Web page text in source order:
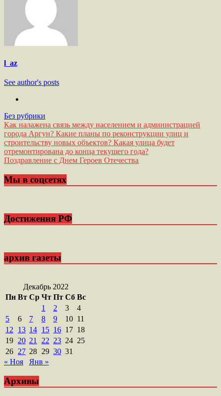
l_az
See author's posts
Без рубрики
Навигация
по
записям
Как налажена связь между населением и администрацией
города Аргун? Какие планы по реконструкции улиц и
строительству новых объектов? Какая улица будет
отремонтирована до конца текущего года?
Поздравление с Днем Героев Отечества
Мы в соцсетях
Достижения РФ
архив газеты
Декабрь 2022
Пн Вт Ср Чт Пт Сб Вс
1
2 3
4
5
6 7 8 9 10 11
12
13 14 15 16 17 18
19 20 21 22 23 24 25
26 27 28 29 30 31
« Ноя
Янв »
Архивы